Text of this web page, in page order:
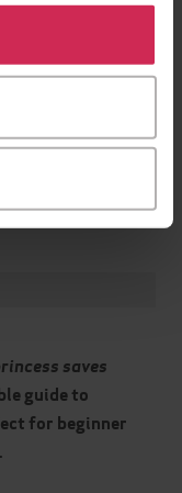
til å
Du kan også
ved å klikke
saves
guide to
for beginner